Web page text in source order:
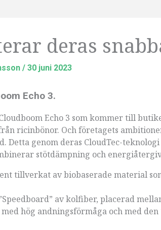
deras
/ 30 juni 2023
Echo 3.
Echo 3 som kommer till
ricinbönor. Och företagets
Detta genom deras CloudTec-
stötdämpning och
tillverkat av biobaserade material
av kolfiber, placerad
hög andningsförmåga och med